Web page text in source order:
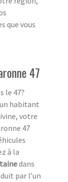
que vous
47
le 47?
habitant
votre
47
à la
dans
par l’un